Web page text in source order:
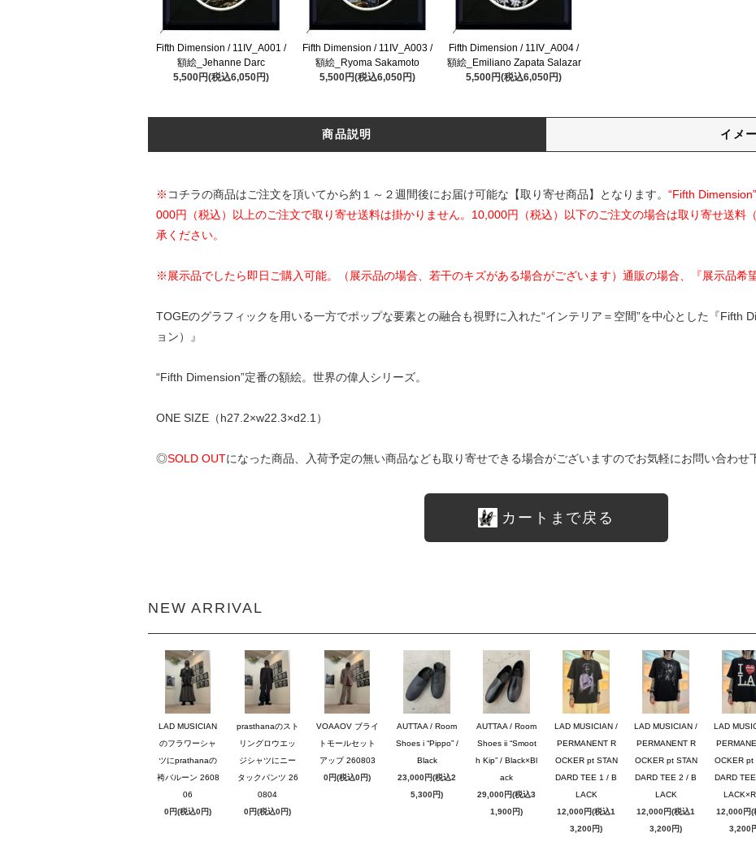
Fifth Dimension / 11IV_A001 /
額絵_Jehanne Darc
5,500円(税込6,050円)
Fifth Dimension / 11IV_A003 /
額絵_Ryoma Sakamoto
5,500円(税込6,050円)
Fifth Dimension / 11IV_A004 /
額絵_Emiliano Zapata Salazar
5,500円(税込6,050円)
商品説明 イメ
※ コチラの商品はご注文を頂いてから約１～２週間後にお届け可能な【取り寄せ商品】となります。 “Fifth
000円（税込）以上のご注文で取り寄せ送料は掛かりません。10,000円（税込）以下のご注文の場合は取り寄せ送料
承ください。
※展示品でしたら即日ご購入可能。（展示品の場合、若干のキズがある場合がございます）通販の場合、『展示品希
TOGEのグラフィックを用いる一方でポップな要素との融合も視野に入れた“インテリア＝空間”を中心とした『
ョン）』
“Fifth Dimension”定番の額絵。世界の偉人シリーズ。
ONE SIZE（h27.2×w22.3×d2.1）
◎SOLD OUTになった商品、入荷予定の無い商品なども取り寄せできる場合がございますのでお気軽にお問い合わせ
カートまで戻る
NEW ARRIVAL
LAD MUSICIAN
のフラワーシャ
ツにprathanaの
袴バルーン 2608
06
0円(税込0円)
prasthanaのスト
リングロウエッ
ジシャツにニー
タックパンツ 26
0804
0円(税込0円)
VOAAOV ブライ
トモールセット
アップ 260803
0円(税込0円)
AUTTAA / Room
Shoes i “Pippo” /
Black
23,000円(税込2
5,300円)
AUTTAA / Room
Shoes ii “Smoot
h Kip” / Black×Bl
ack
29,000円(税込3
1,900円)
LAD MUSICIAN /
PERMANENT R
OCKER pt STAN
DARD TEE 1 / B
LACK
12,000円(税込1
3,200円)
LAD MUSICIAN /
PERMANENT R
OCKER pt STAN
DARD TEE 2 / B
LACK
12,000円(税込1
3,200円)
LAD
OCKER pt
DARD
12,000円(
3,200